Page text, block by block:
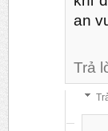
an
Trả